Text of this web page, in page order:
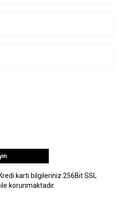
kartı bilgileriniz 256Bit SSL
korunmaktadır.